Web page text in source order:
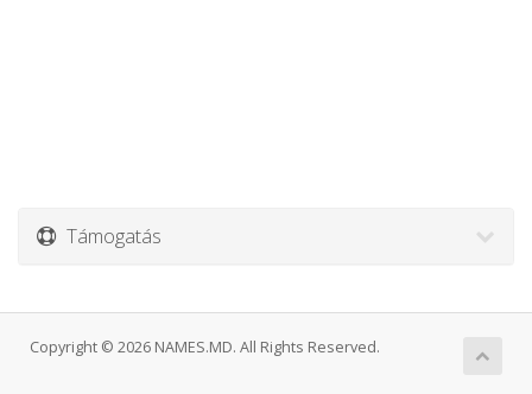
Támogatás
Copyright © 2026 NAMES.MD. All Rights Reserved.